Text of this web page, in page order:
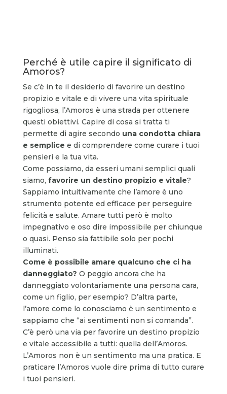
Perché è utile capire il significato di
Amoros?
Se c’è in te il desiderio di favorire un destino
propizio e vitale e di vivere una vita spirituale
rigogliosa, l’Amoros è una strada per ottenere
questi obiettivi. Capire di cosa si tratta ti
permette di agire secondo una condotta chiara
e semplice e di comprendere come curare i tuoi
pensieri e la tua vita.
Come possiamo, da esseri umani semplici quali
siamo, favorire un destino propizio e vitale?
Sappiamo intuitivamente che l’amore è uno
strumento potente ed efficace per perseguire
felicità e salute. Amare tutti però è molto
impegnativo e oso dire impossibile per chiunque
o quasi. Penso sia fattibile solo per pochi
illuminati.
Come è possibile amare qualcuno che ci ha
danneggiato? O peggio ancora che ha
danneggiato volontariamente una persona cara,
come un figlio, per esempio? D’altra parte,
l’amore come lo conosciamo è un sentimento e
sappiamo che “ai sentimenti non si comanda”.
C’è però una via per favorire un destino propizio
e vitale accessibile a tutti: quella dell’Amoros.
L’Amoros non è un sentimento ma una pratica. E
praticare l’Amoros vuole dire prima di tutto curare
i tuoi pensieri.